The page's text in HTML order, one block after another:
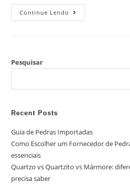
Continue Lendo
Pesquisar
Recent Posts
Guia de Pedras Importadas
Como Escolher um Fornecedor de
essenciais
Quartzo vs Quartzito vs Mármore:
precisa saber